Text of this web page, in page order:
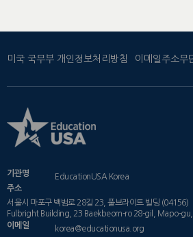
미국 국무부 개인정보처리방침 이메일주소무
기관명
EducationUSA Korea
주소
서울시 마포구 백범로 28길 23, 풀브라이트 빌딩 (04156)
Fulbright Building, 23 Baekbeom-ro 28-gil, Mapo-
이메일
korea@educationusa.org